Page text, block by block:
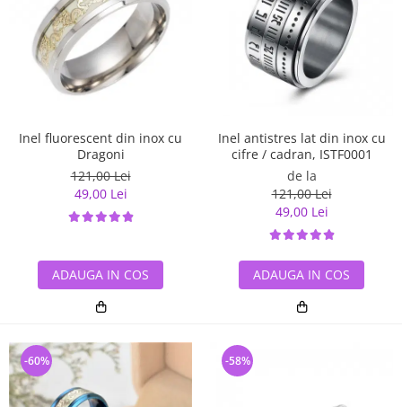
Inel fluorescent din inox cu
Dragoni
121,00 Lei
49,00 Lei
ADAUGA IN COS
Inel antistres lat din inox cu
cifre / cadran, ISTF0001
de la
121,00 Lei
49,00 Lei
ADAUGA IN COS
-60% -58%